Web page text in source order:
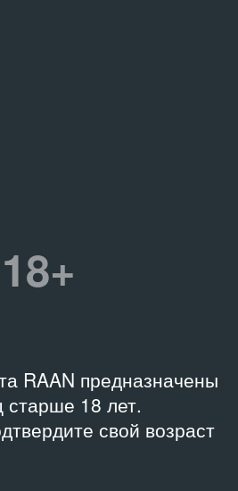
18+
RAAN предназначены
старше 18 лет.
свой возраст